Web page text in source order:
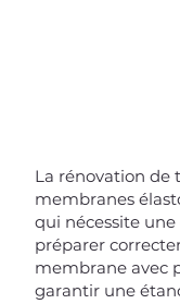
La rénovation de
membranes
qui nécessite
préparer
membrane avec
garantir une